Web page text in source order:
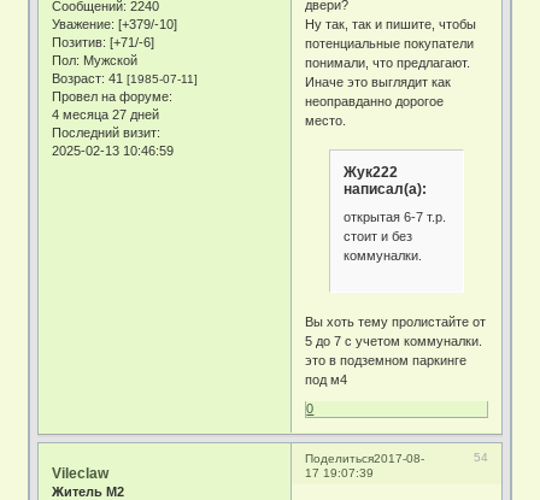
Сообщений: 2240
Уважение: [+379/-10]
Позитив: [+71/-6]
Пол: Мужской
Возраст: 41[1985-07-11]
Провел на форуме:
4 месяца 27 дней
Последний визит:
2025-02-13 10:46:59
двери?
Ну так, так и пишите, чтобы
потенциальные покупатели
понимали, что предлагают.
Иначе это выглядит как
неоправданно дорогое
место.
Жук222
написал(а):
открытая 6-7 т.р.
стоит и без
коммуналки.
Вы хоть тему пролистайте от
5 до 7 с учетом коммуналки.
это в подземном паркинге
под м4
0
Поделиться 54
2017-08-
17 19:07:39
Vileclaw
Житель М2